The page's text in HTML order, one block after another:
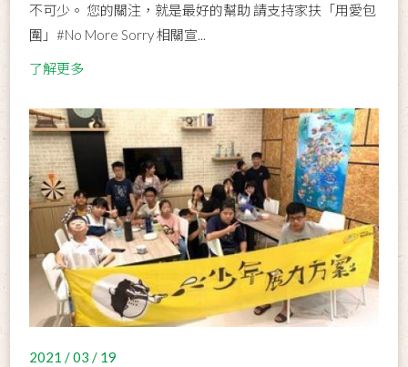
不可少。 您的關注，就是最好的幫助 請支持家扶「用愛包
圍」#No More Sorry 相關宣...
了解更多
2021 / 03 / 19